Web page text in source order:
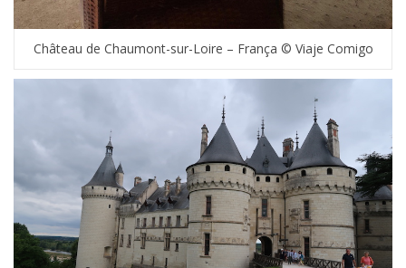
Château de Chaumont-sur-Loire – França © Viaje Comigo